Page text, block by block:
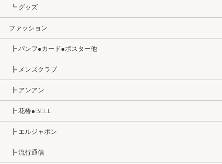
┗ グッズ
ファッション
┣ パンフ●カード●ポスター他
┣ メンズクラブ
┣ アンアン
┣ 花椿●BELL
┣ エルジャポン
┣ 流行通信